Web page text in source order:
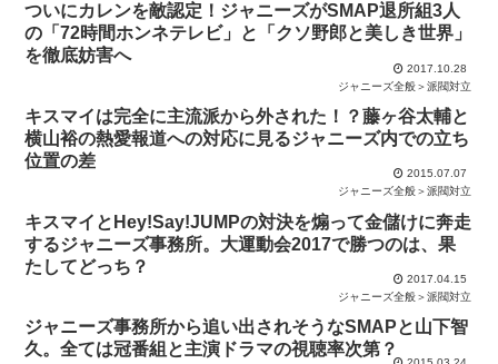
ついにカレンを敵認定！ジャニーズがSMAP退所組3人
の「72時間ホンネテレビ」と「クソ野郎と美しき世界」
を徹底妨害へ
2017.10.28
ジャニーズ全般＞派閥対立
キスマイは完全に主流派から外された！？藤ヶ谷太輔と
横山裕の熱愛報道への対応に見るジャニーズ内での立ち
位置の差
2015.07.07
ジャニーズ全般＞派閥対立
キスマイとHey!Say!JUMPの対決を煽って金儲けに奔走
するジャニーズ事務所。大運動会2017で勝つのは、果
たしてどっち？
2017.04.15
ジャニーズ全般＞派閥対立
ジャニーズ事務所から追い出されそうなSMAPと山下智
久。全ては冠番組と主演ドラマの視聴率次第？